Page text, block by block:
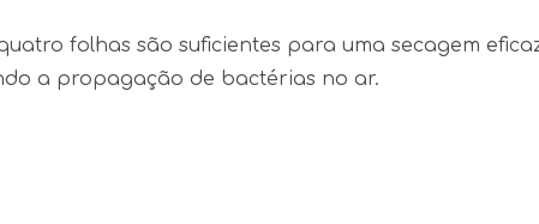
folhas são suficientes para uma secagem
a propagação de bactérias no ar.